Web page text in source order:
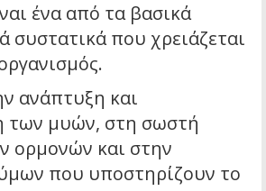
ένα από τα βασικά
συστατικά που χρειάζεται
ανάπτυξη και
των μυών, στη σωστή
ορμονών και στην
που υποστηρίζουν το